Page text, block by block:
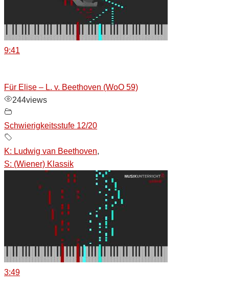
9:41
Für Elise – L. v. Beethoven (WoO 59)
244views
Schwierigkeitsstufe 12/20
K: Ludwig van Beethoven,
S: (Wiener) Klassik
3:49